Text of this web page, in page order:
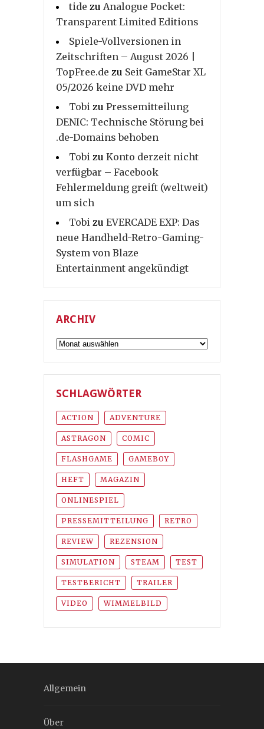
tide zu Analogue Pocket:
Transparent Limited Editions
Spiele-Vollversionen in
Zeitschriften – August 2026 |
TopFree.de zu Seit GameStar XL
05/2026 keine DVD mehr
Tobi zu Pressemitteilung
DENIC: Technische Störung bei
.de-Domains behoben
Tobi zu Konto derzeit nicht
verfügbar – Facebook
Fehlermeldung greift (weltweit)
um sich
Tobi zu EVERCADE EXP: Das
neue Handheld-Retro-Gaming-
System von Blaze
Entertainment angekündigt
ARCHIV
Archiv
SCHLAGWÖRTER
ACTION ADVENTURE
ASTRAGON COMIC
FLASHGAME GAMEBOY
HEFT MAGAZIN
ONLINESPIEL
PRESSEMITTEILUNG RETRO
REVIEW REZENSION
SIMULATION STEAM TEST
TESTBERICHT TRAILER
VIDEO WIMMELBILD
Allgemein
Über